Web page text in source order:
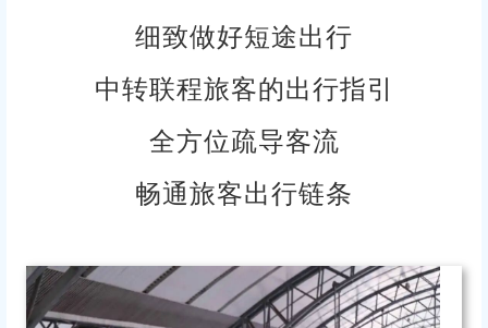
细致做好短途出行
中转联程旅客的出行指引
全方位疏导客流
畅通旅客出行链条